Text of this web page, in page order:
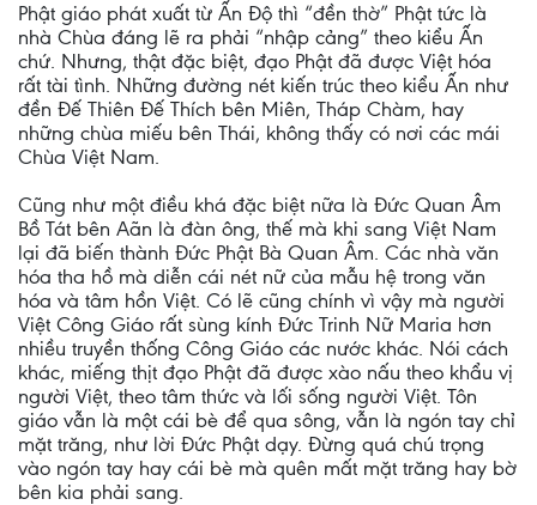
Phật giáo phát xuất từ Ấn Ðộ thì “đền thờ” Phật tức là
nhà Chùa đáng lẽ ra phải “nhập cảng” theo kiểu Ấn
chứ. Nhưng, thật đặc biệt, đạo Phật đã được Việt hóa
rất tài tình. Những đường nét kiến trúc theo kiểu Ấn như
đền Ðế Thiên Ðế Thích bên Miên, Tháp Chàm, hay
những chùa miếu bên Thái, không thấy có nơi các mái
Chùa Việt Nam.
Cũng như một điều khá đặc biệt nữa là Ðức Quan Âm
Bồ Tát bên Aãn là đàn ông, thế mà khi sang Việt Nam
lại đã biến thành Ðức Phật Bà Quan Âm. Các nhà văn
hóa tha hồ mà diễn cái nét nữ của mẫu hệ trong văn
hóa và tâm hồn Việt. Có lẽ cũng chính vì vậy mà người
Việt Công Giáo rất sùng kính Ðức Trinh Nữ Maria hơn
nhiều truyền thống Công Giáo các nước khác. Nói cách
khác, miếng thịt đạo Phật đã được xào nấu theo khẩu vị
người Việt, theo tâm thức và lối sống người Việt. Tôn
giáo vẫn là một cái bè để qua sông, vẫn là ngón tay chỉ
mặt trăng, như lời Ðức Phật dạy. Ðừng quá chú trọng
vào ngón tay hay cái bè mà quên mất mặt trăng hay bờ
bên kia phải sang.